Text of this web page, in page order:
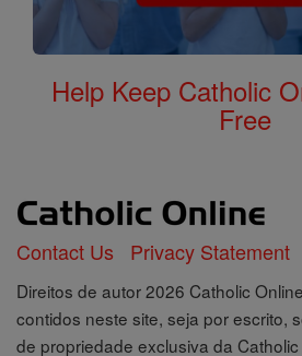
Help Keep Catholic
Free
Contact Us Privacy Statement
Direitos de autor 2026 Catholic
contidos neste site, seja por escrito,
de propriedade exclusiva da